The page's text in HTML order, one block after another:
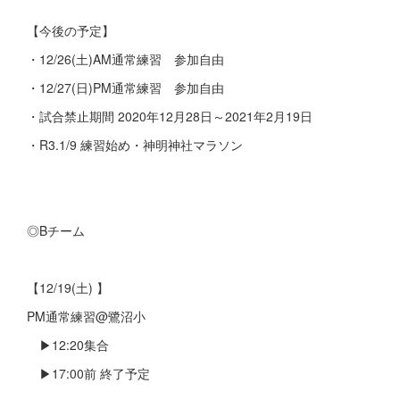
【今後の予定】
・12/26(土)AM通常練習 参加自由
・12/27(日)PM通常練習 参加自由
・試合禁止期間 2020年12月28日～2021年2月19日
・R3.1/9 練習始め・神明神社マラソン
◎Bチーム
【12/19(土) 】
PM通常練習@鷺沼小
▶︎12:20集合
▶︎17:00前 終了予定